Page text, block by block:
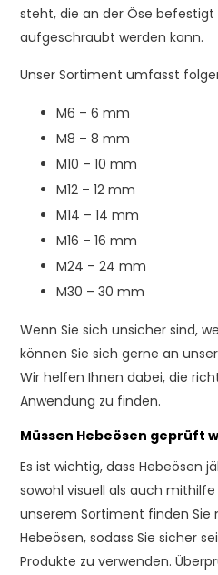
steht, die an der Öse
aufgeschraubt werden kann.
Unser Sortiment umfasst
M6 – 6 mm
M8 – 8 mm
M10 – 10 mm
M12 – 12 mm
M14 – 14 mm
M16 – 16 mm
M24 – 24 mm
M30 – 30 mm
Wenn Sie sich unsicher sind,
können Sie sich gerne an
Wir helfen Ihnen dabei, die
Anwendung zu finden.
Müssen Hebeösen geprüft
Es ist wichtig, dass Hebeösen
sowohl visuell als auch
unserem Sortiment finden Sie
Hebeösen, sodass Sie sicher
Produkte zu verwenden.